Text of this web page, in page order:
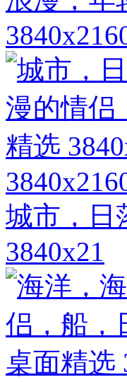
城市，日
3840x21